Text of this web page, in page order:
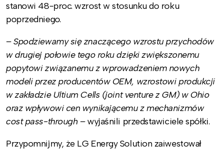
stanowi 48-proc. wzrost w stosunku do roku
poprzedniego.
– Spodziewamy się znaczącego wzrostu przychodów
w drugiej połowie tego roku dzięki zwiększonemu
popytowi związanemu z wprowadzeniem nowych
modeli przez producentów OEM, wzrostowi produkcji
w zakładzie Ultium Cells (joint venture z GM) w Ohio
oraz wpływowi cen wynikającemu z mechanizmów
cost pass-through­ –wyjaśnili przedstawiciele spółki.
Przypomnijmy, że LG Energy Solution zaiwestował